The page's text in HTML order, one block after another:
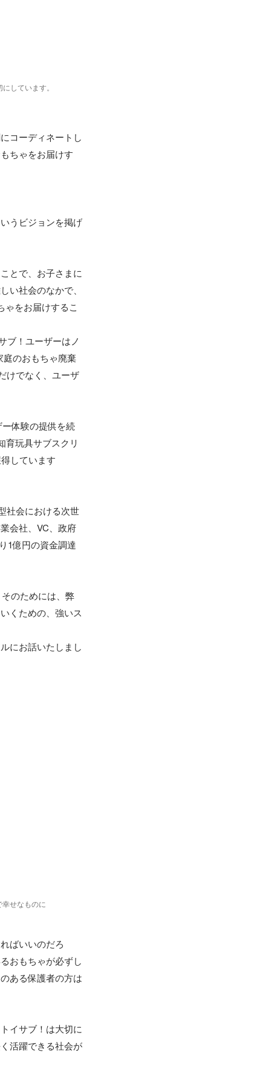
しています。
コーディネートし
ちゃをお届けす
うビジョンを掲げ
とで、お子さまに
い社会のなかで、
をお届けするこ
ブ！ユーザーはノ
庭のおもちゃ廃棄
けでなく、ユーザ
体験の提供を続
育玩具サブスクリ
しています
社会における次世
会社、VC、政府
1億円の資金調達
のためには、弊
くための、強いス
にお話いたしまし
せなものに
ばいいのだろ
おもちゃが必ずし
ある保護者の方は
イサブ！は大切に
活躍できる社会が